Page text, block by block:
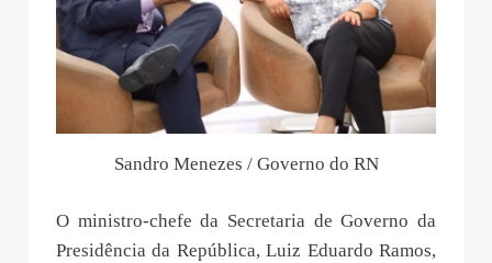
Sandro Menezes / Governo do RN
O ministro-chefe da Secretaria de Governo da
Presidência da República, Luiz Eduardo Ramos,